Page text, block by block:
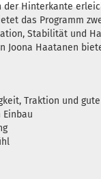
Hinterkante
das Programm
Stabilität und
Haatanen
Traktion und